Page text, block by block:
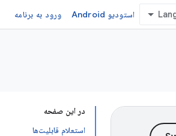
استودیو Android ورود به برنامه
در این صفحه
استعلام قابلیت‌ها